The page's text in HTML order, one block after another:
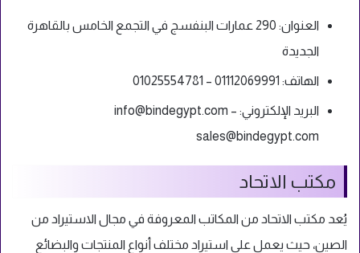
العنوان: 290 عمارات البنفسج في التجمع الخامس بالقاهرة
الجديدة
الهاتف: 01112069991 – 01025554781
البريد الإلكتروني: info@bindegypt.com –
sales@bindegypt.com
مكتب الاتحاد
يُعد مكتب الاتحاد من المكاتب المعروفة في مجال الاستيراد من
الصين، حيث يعمل على استيراد مختلف أنواع المنتجات والبضائع